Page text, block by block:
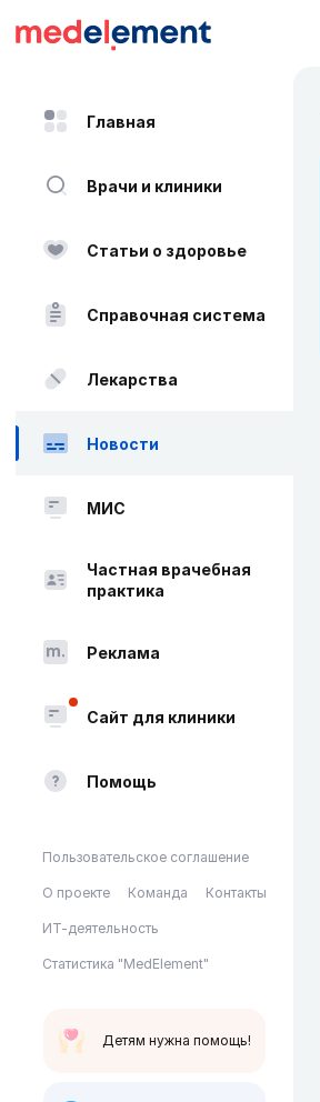
Главная
Врачи и клиники
Статьи о здоровье
Справочная система
Лекарства
Новости
МИС
Частная врачебная
практика
Реклама
Сайт для клиники
Помощь
Пользовательское соглашение
О проекте Команда Контакты
ИТ-деятельность
Статистика "MedElement"
Детям нужна помощь!